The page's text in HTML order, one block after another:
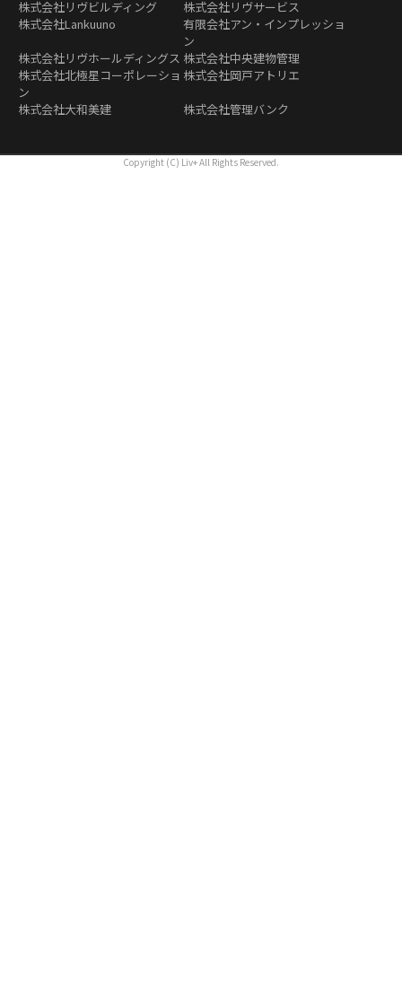
株式会社リヴビルディング
株式会社リヴサービス
株式会社Lankuuno
有限会社アン・インプレッショ
ン
株式会社リヴホールディングス 株式会社中央建物管理
株式会社北極星コーポレーショ
ン
株式会社岡戸アトリエ
株式会社大和美建
株式会社管理バンク
Copyright (C) Liv+ All Rights Reserved.